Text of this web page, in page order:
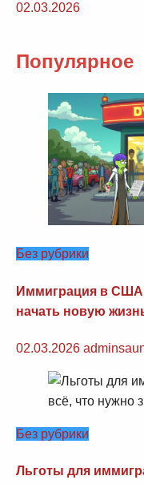
02.03.2026
Популярное
Без рубрики
Иммиграция в США:
начать новую
02.03.2026
Без рубрики
Льготы для